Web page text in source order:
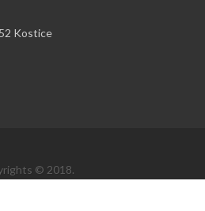
Kostice
© 2018.